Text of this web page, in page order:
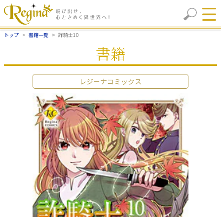
トップ 書籍一覧 詐騎士10
書籍
レジーナコミックス